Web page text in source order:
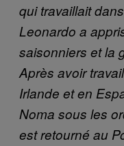
qui travaillait
Leonardo a
saisonniers et la
Après avoir
Irlande et en
Noma sous les
est retourné au